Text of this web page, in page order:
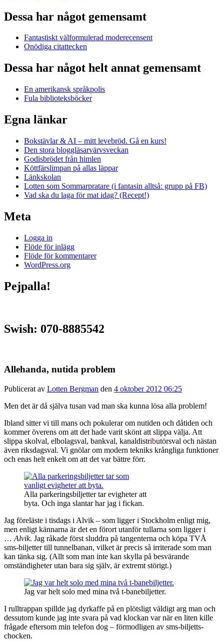
Dessa har något gemensamt
Fantastiskt välformulerad moderecensent
Onödiga citattecken
Dessa har något helt annat gemensamt
En amerikansk språkpolis
Fula biblioteksböcker
Egna länkar
Bokstävlar & AI – mitt levebröd. Gå en kurs!
Den stora bloggläsarvärvsveckan
Godisbrödet från himlen
Köttfärslimpan på allas läppar
Länkskolan
Lotten som Sommarpratare (i fantasin alltså: grupp på FB)
Vad ska du laga för mat idag? (Recept!)
Meta
Logga in
Flöde för inlägg
Flöde för kommentarer
WordPress.org
Pejpalla!
Swish: 070-8885542
Allehanda, nutida problem
Publicerat av Lotten Bergman den 4 oktober 2012 06:25
Men det är då själva tusan vad man ska kunna lösa alla problem!
Ibland sitter vi till mans och pokulerar om nutiden och dåtiden och
kommer överens om att det hade varit skönt att slippa välja. Att
slippa skolval, elbolagsval, bankval, kanaldistributörsval och nästan
även riksdagsval. Vi gnölar om modern tekniks krångliga funktioner
och enas helt enkelt om att det var bättre förr.
Alla parkeringsbiljetter tar evigheter att
byta. Och inga slantar har jag i fickan.
Jag föreläste i tisdags i Alvik – som ligger i Stockholm enligt mig,
men enligt kännarna är det en förort utanför tullarna som ligger i
… Alvik. Jag råkade först sluddra på tangenterna och köpa TVÅ
sms-biljetter till tunnelbanan, vilket är precis så irriterade som man
kan tänka sig. (Allt som man inte kan skylla på besvärande
omständigheter utan bara sig själv, är extremt störigt.)
Jag var helt solo med mina två t-banebiljetter.
I rulltrappan spillde jag dyrkaffe på en plötsligt väldigt arg man och
dessutom kunde jag inte svara på vad klockan var när en liten kille
frågade eftersom min telefon dog – förmodligen av sms-biljetts-
chocken.